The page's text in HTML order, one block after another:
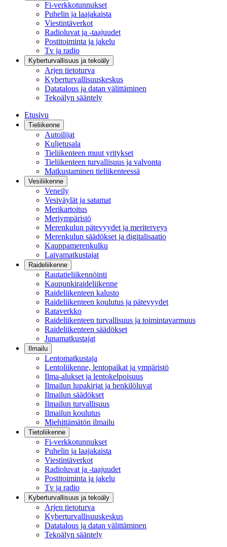
Fi-verkkotunnukset
Puhelin ja laajakaista
Viestintäverkot
Radioluvat ja -taajuudet
Postitoiminta ja jakelu
Tv ja radio
Kyberturvallisuus ja tekoäly
Arjen tietoturva
Kyberturvallisuuskeskus
Datatalous ja datan välittäminen
Tekoälyn sääntely
Etusivu
Tieliikenne
Autoilijat
Kuljetusala
Tieliikenteen muut yritykset
Tieliikenteen turvallisuus ja valvonta
Matkustaminen tieliikenteessä
Vesiliikenne
Veneily
Vesiväylät ja satamat
Merikartoitus
Meriympäristö
Merenkulun pätevyydet ja meriterveys
Merenkulun säädökset ja digitalisaatio
Kauppamerenkulku
Laivamatkustajat
Raideliikenne
Rautatieliikennöinti
Kaupunkiraideliikenne
Raideliikenteen kalusto
Raideliikenteen koulutus ja pätevyydet
Rataverkko
Raideliikenteen turvallisuus ja toimintavarmuus
Raideliikenteen säädökset
Junamatkustajat
Ilmailu
Lentomatkustaja
Lentoliikenne, lentopaikat ja ympäristö
Ilma-alukset ja lentokelpoisuus
Ilmailun lupakirjat ja henkilöluvat
Ilmailun säädökset
Ilmailun turvallisuus
Ilmailun koulutus
Miehittämätön ilmailu
Tietoliikenne
Fi-verkkotunnukset
Puhelin ja laajakaista
Viestintäverkot
Radioluvat ja -taajuudet
Postitoiminta ja jakelu
Tv ja radio
Kyberturvallisuus ja tekoäly
Arjen tietoturva
Kyberturvallisuuskeskus
Datatalous ja datan välittäminen
Tekoälyn sääntely